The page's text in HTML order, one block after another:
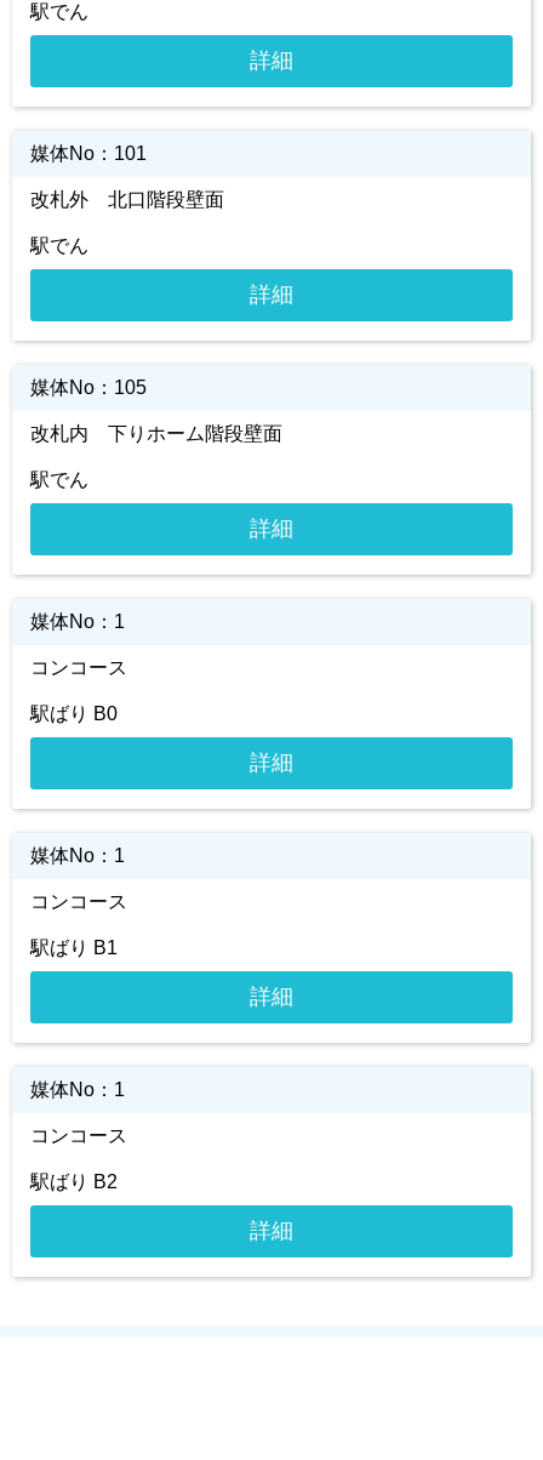
駅でん
詳細
媒体No： 101
改札外 北口階段壁面
駅でん
詳細
媒体No： 105
改札内 下りホーム階段壁面
駅でん
詳細
媒体No： 1
コンコース
駅ばり B0
詳細
媒体No： 1
コンコース
駅ばり B1
詳細
媒体No： 1
コンコース
駅ばり B2
詳細